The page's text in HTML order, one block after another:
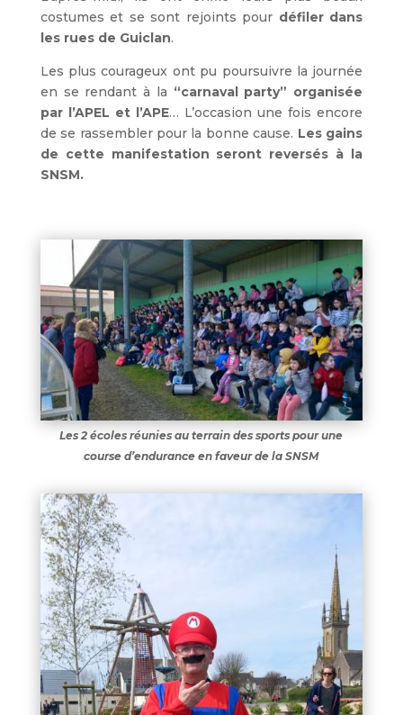
costumes et se sont rejoints pour défiler dans
les rues de Guiclan.
Les plus courageux ont pu poursuivre la journée
en se rendant à la “carnaval party” organisée
par l’APEL et l’APE… L’occasion une fois encore
de se rassembler pour la bonne cause. Les gains
de cette manifestation seront reversés à la
SNSM.
Les 2 écoles réunies au terrain des sports pour une
course d’endurance en faveur de la SNSM